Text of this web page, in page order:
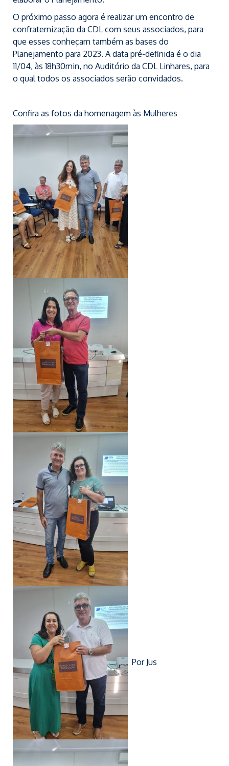
O próximo passo agora é realizar um encontro de
confraternização da CDL com seus associados, para
que esses conheçam também as bases do
Planejamento para 2023. A data pré-definida é o dia
11/04, às 18h30min, no Auditório da CDL Linhares, para
o qual todos os associados serão convidados.
Confira as fotos da homenagem às Mulheres
Por Jus